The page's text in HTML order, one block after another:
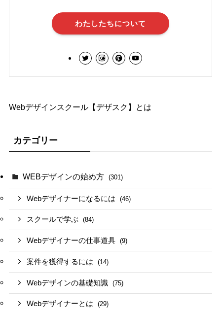
わたしたちについて
Webデザインスクール【デザスク】とは
カテゴリー
WEBデザインの始め方 (301)
Webデザイナーになるには (46)
スクールで学ぶ (84)
Webデザイナーの仕事道具 (9)
案件を獲得するには (14)
Webデザインの基礎知識 (75)
Webデザイナーとは (29)